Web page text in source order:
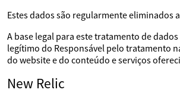
Estes dados são regularmente eliminados
A base legal para este tratamento de
legítimo do Responsável pelo tratamento
do website e do conteúdo e serviços
New Relic